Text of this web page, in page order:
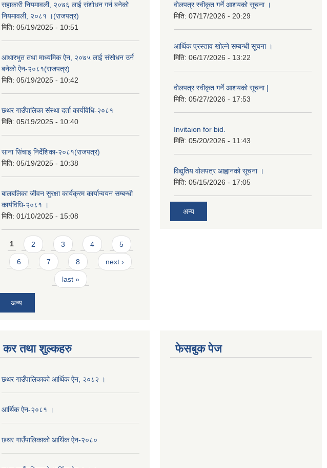
सहाकारी नियमावली, २०७६ लाई संशोधन गर्न बनेको
नियमावली, २०८१ ।(राजपत्र)
मिति: 05/19/2025 - 10:51
आधारभुत तथा माध्यमिक ऐन, २०७५ लाई संसोधन उर्न
बनेको ऐन-२०८१(राजपत्र)
मिति: 05/19/2025 - 10:42
छथर गाउँपालिका संस्था दर्ता कार्यविधि-२०८१
मिति: 05/19/2025 - 10:40
साना सिंचाइ निर्देशिका-२०८१(राजपत्र)
मिति: 05/19/2025 - 10:38
बालबलिका जीवन सुरक्षा कार्यक्रम कार्यान्वयन सम्बन्धी
कार्यविधि-२०८१ ।
मिति: 01/10/2025 - 15:08
Pages
1 2 3 4 5
6 7 8 next ›
last »
अन्य
वोलपत्र स्वीकृत गर्ने आशयको सूचना ।
मिति: 07/17/2026 - 20:29
आर्थिक प्रस्ताव खोल्ने सम्बन्धी सूचना ।
मिति: 06/17/2026 - 13:22
वोलपत्र स्वीकृत गर्ने आशयको सूचना |
मिति: 05/27/2026 - 17:53
Invitaion for bid.
मिति: 05/20/2026 - 11:43
विद्युतिय वोलपत्र आह्वानको सूचना ।
मिति: 05/15/2026 - 17:05
अन्य
कर तथा शुल्कहरु
छथर गाउँपालिकाको आर्थिक ऐन, २०८२ ।
आर्थिक ऐन-२०८१ ।
छथर गाउँपालिकाको आर्थिक ऐन-२०८०
फेसबुक पेज